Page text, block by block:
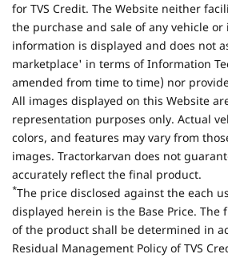
for TVS Credit. The Website neither
the purchase and sale of any vehicle
information is displayed and does not
marketplace' in terms of Information
amended from time to time) nor
All images displayed on this Website
representation purposes only. Actual
colors, and features may vary from
images. Tractorkarvan does not
accurately reflect the final product.
*The price disclosed against the each
displayed herein is the Base Price. The
of the product shall be determined in
Residual Management Policy of TVS